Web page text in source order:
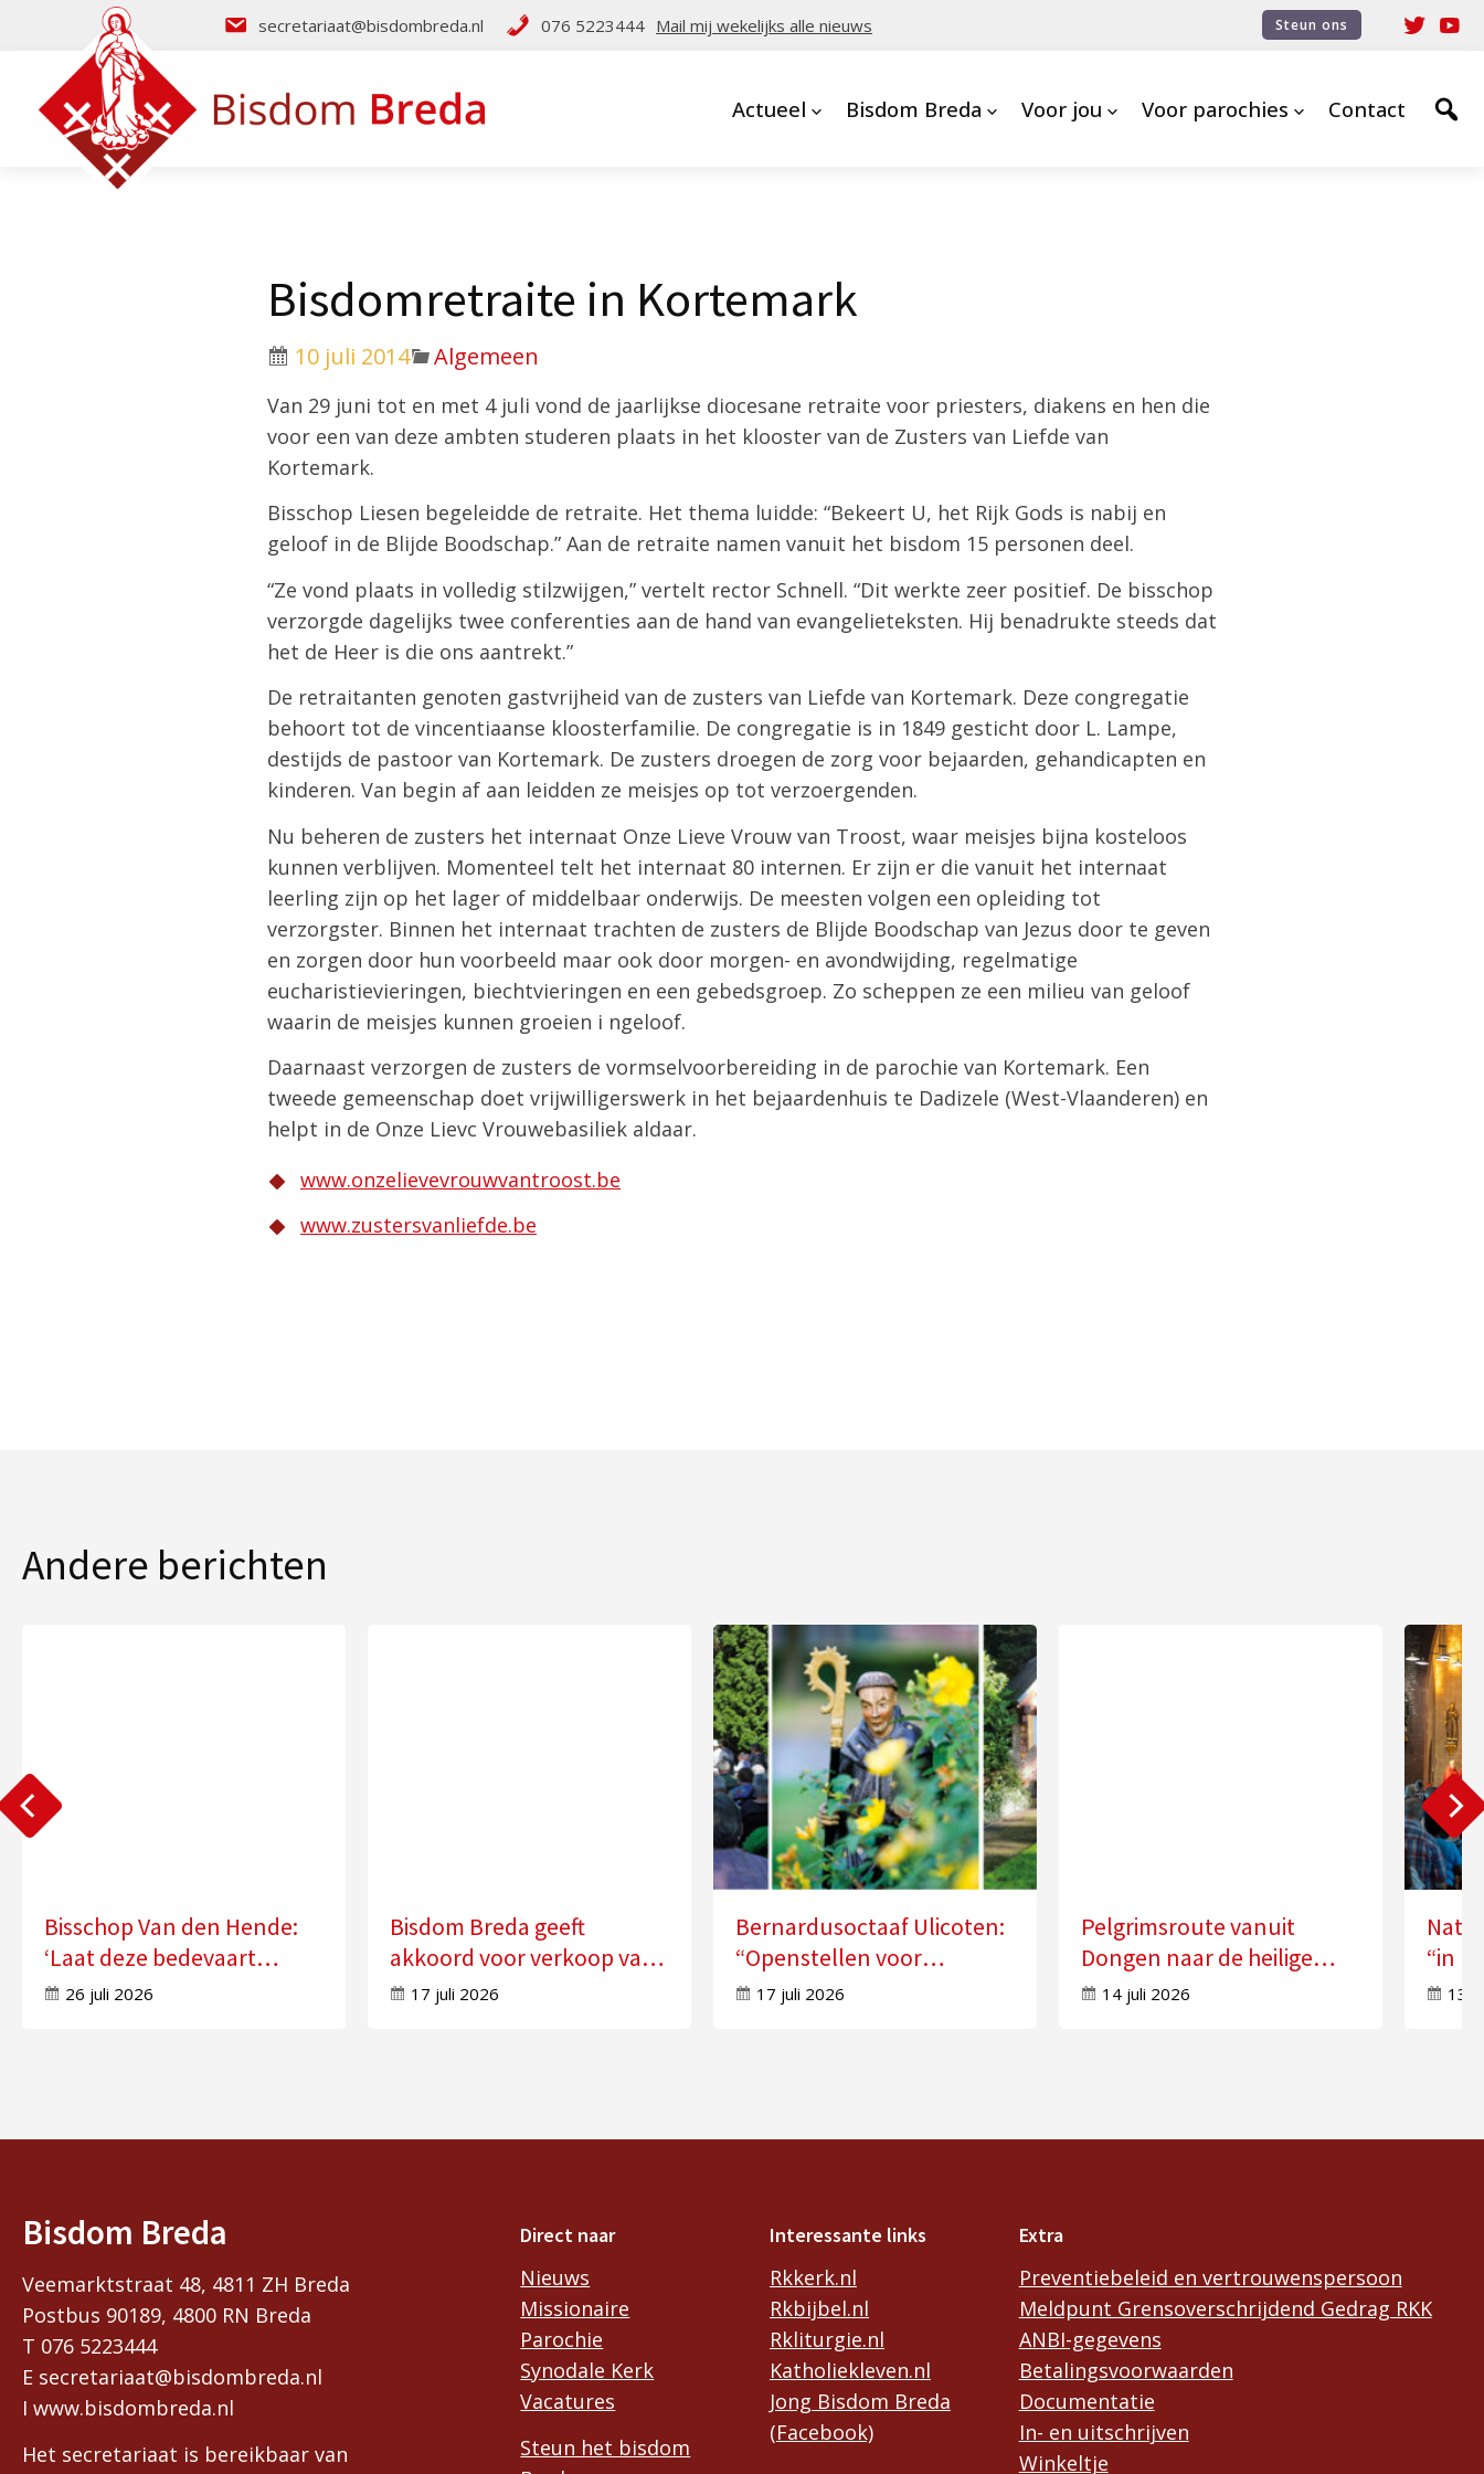
secretariaat@bisdombreda.nl 076 5223444 Mail mij wekelijks alle nieuws Steun ons
Actueel Bisdom Breda Voor jou Voor parochies Contact
Bisdomretraite in Kortemark
10 juli 2014 Algemeen
Van 29 juni tot en met 4 juli vond de jaarlijkse diocesane retraite voor priesters, diakens en hen die
voor een van deze ambten studeren plaats in het klooster van de Zusters van Liefde van
Kortemark.
Bisschop Liesen begeleidde de retraite. Het thema luidde: “Bekeert U, het Rijk Gods is nabij en
geloof in de Blijde Boodschap.” Aan de retraite namen vanuit het bisdom 15 personen deel.
“Ze vond plaats in volledig stilzwijgen,” vertelt rector Schnell. “Dit werkte zeer positief. De bisschop
verzorgde dagelijks twee conferenties aan de hand van evangelieteksten. Hij benadrukte steeds dat
het de Heer is die ons aantrekt.”
De retraitanten genoten gastvrijheid van de zusters van Liefde van Kortemark. Deze congregatie
behoort tot de vincentiaanse kloosterfamilie. De congregatie is in 1849 gesticht door L. Lampe,
destijds de pastoor van Kortemark. De zusters droegen de zorg voor bejaarden, gehandicapten en
kinderen. Van begin af aan leidden ze meisjes op tot verzoergenden.
Nu beheren de zusters het internaat Onze Lieve Vrouw van Troost, waar meisjes bijna kosteloos
kunnen verblijven. Momenteel telt het internaat 80 internen. Er zijn er die vanuit het internaat
leerling zijn op het lager of middelbaar onderwijs. De meesten volgen een opleiding tot
verzorgster. Binnen het internaat trachten de zusters de Blijde Boodschap van Jezus door te geven
en zorgen door hun voorbeeld maar ook door morgen- en avondwijding, regelmatige
eucharistievieringen, biechtvieringen en een gebedsgroep. Zo scheppen ze een milieu van geloof
waarin de meisjes kunnen groeien i ngeloof.
Daarnaast verzorgen de zusters de vormselvoorbereiding in de parochie van Kortemark. Een
tweede gemeenschap doet vrijwilligerswerk in het bejaardenhuis te Dadizele (West-Vlaanderen) en
helpt in de Onze Lievc Vrouwebasiliek aldaar.
www.onzelievevrouwvantroost.be
www.zustersvanliefde.be
Andere berichten
Bisschop Van den Hende:
‘Laat deze bedevaart
doorwerken in uw leven’
26 juli 2026
Bisdom Breda geeft
akkoord voor verkoop van
zes kerken
17 juli 2026
Bernardusoctaaf Ulicoten:
“Openstellen voor
veranderingen in je leven”
17 juli 2026
Pelgrimsroute vanuit
Dongen naar de heilige
Anna in Molenschot
14 juli 2026
“in
13
Bisdom Breda
Veemarktstraat 48, 4811 ZH Breda
Postbus 90189, 4800 RN Breda
T 076 5223444
E secretariaat@bisdombreda.nl
I www.bisdombreda.nl
Het secretariaat is bereikbaar van
Direct naar
Nieuws
Missionaire
Parochie
Synodale Kerk
Vacatures
Steun het bisdom
Interessante links
Rkkerk.nl
Rkbijbel.nl
Rkliturgie.nl
Katholiekleven.nl
Jong Bisdom Breda
(Facebook)
Extra
Preventiebeleid en vertrouwenspersoon
Meldpunt Grensoverschrijdend Gedrag RKK
ANBI-gegevens
Betalingsvoorwaarden
Documentatie
In- en uitschrijven
Winkeltje